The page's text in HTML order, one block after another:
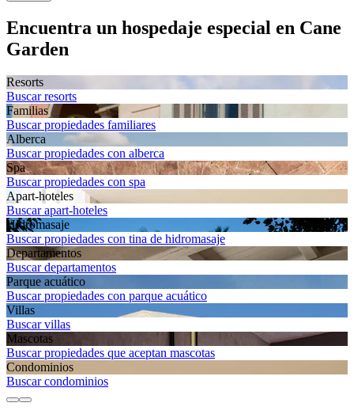
Encuentra un hospedaje especial en Cane
Garden
Resorts
Buscar resorts
Familias
Buscar propiedades familiares
Alberca
Buscar propiedades con alberca
Spa
Buscar propiedades con spa
Apart-hoteles
Buscar apart-hoteles
Hidromasaje
Buscar propiedades con tina de hidromasaje
Departa­mentos
Buscar departamentos
Parque acuático
Buscar propiedades con parque acuático
Villas
Buscar villas
Mascotas
Buscar propiedades que aceptan mascotas
Condominios
Buscar condominios